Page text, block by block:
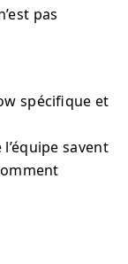
pas
spécifique et
savent